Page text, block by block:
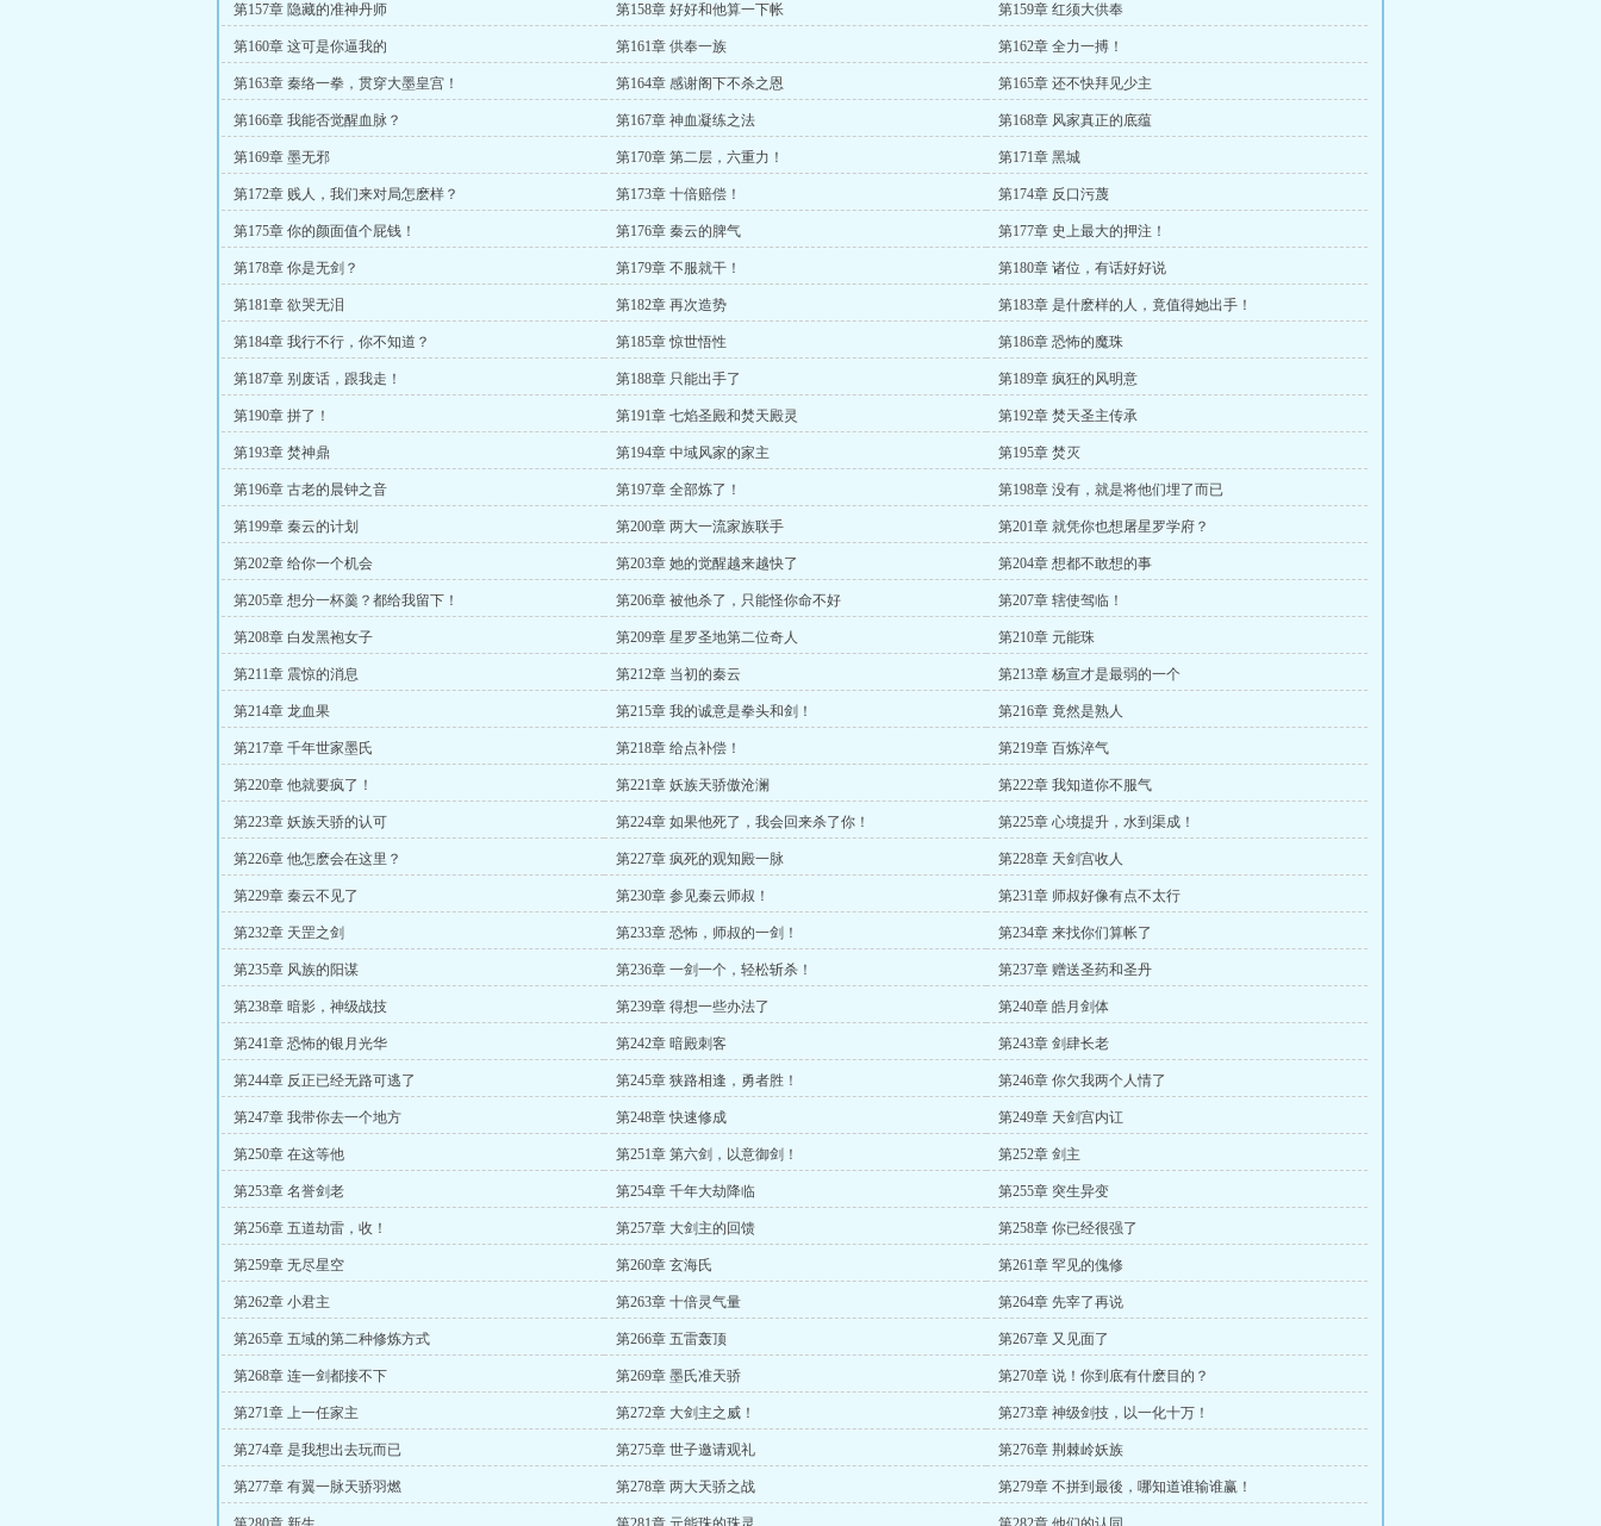
第157章 隐藏的准神丹师 第158章 好好和他算一下帐 第159章 红须大供奉
第160章 这可是你逼我的 第161章 供奉一族 第162章 全力一搏！
第163章 秦络一拳，贯穿大墨皇宫！ 第164章 感谢阁下不杀之恩 第165章 还不快拜见少主
第166章 我能否觉醒血脉？ 第167章 神血凝练之法 第168章 风家真正的底蕴
第169章 墨无邪 第170章 第二层，六重力！ 第171章 黑城
第172章 贱人，我们来对局怎麽样？ 第173章 十倍赔偿！ 第174章 反口污蔑
第175章 你的颜面值个屁钱！ 第176章 秦云的脾气 第177章 史上最大的押注！
第178章 你是无剑？ 第179章 不服就干！ 第180章 诸位，有话好好说
第181章 欲哭无泪 第182章 再次造势 第183章 是什麽样的人，竟值得她出手！
第184章 我行不行，你不知道？ 第185章 惊世悟性 第186章 恐怖的魔珠
第187章 别废话，跟我走！ 第188章 只能出手了 第189章 疯狂的风明意
第190章 拼了！ 第191章 七焰圣殿和焚天殿灵 第192章 焚天圣主传承
第193章 焚神鼎 第194章 中域风家的家主 第195章 焚灭
第196章 古老的晨钟之音 第197章 全部炼了！ 第198章 没有，就是将他们埋了而已
第199章 秦云的计划 第200章 两大一流家族联手 第201章 就凭你也想屠星罗学府？
第202章 给你一个机会 第203章 她的觉醒越来越快了 第204章 想都不敢想的事
第205章 想分一杯羹？都给我留下！ 第206章 被他杀了，只能怪你命不好 第207章 辖使驾临！
第208章 白发黑袍女子 第209章 星罗圣地第二位奇人 第210章 元能珠
第211章 震惊的消息 第212章 当初的秦云 第213章 杨宣才是最弱的一个
第214章 龙血果 第215章 我的诚意是拳头和剑！ 第216章 竟然是熟人
第217章 千年世家墨氏 第218章 给点补偿！ 第219章 百炼淬气
第220章 他就要疯了！ 第221章 妖族天骄傲沧澜 第222章 我知道你不服气
第223章 妖族天骄的认可 第224章 如果他死了，我会回来杀了你！ 第225章 心境提升，水到渠成！
第226章 他怎麽会在这里？ 第227章 疯死的观知殿一脉 第228章 天剑宫收人
第229章 秦云不见了 第230章 参见秦云师叔！ 第231章 师叔好像有点不太行
第232章 天罡之剑 第233章 恐怖，师叔的一剑！ 第234章 来找你们算帐了
第235章 风族的阳谋 第236章 一剑一个，轻松斩杀！ 第237章 赠送圣药和圣丹
第238章 暗影，神级战技 第239章 得想一些办法了 第240章 皓月剑体
第241章 恐怖的银月光华 第242章 暗殿刺客 第243章 剑肆长老
第244章 反正已经无路可逃了 第245章 狭路相逢，勇者胜！ 第246章 你欠我两个人情了
第247章 我带你去一个地方 第248章 快速修成 第249章 天剑宫内讧
第250章 在这等他 第251章 第六剑，以意御剑！ 第252章 剑主
第253章 名誉剑老 第254章 千年大劫降临 第255章 突生异变
第256章 五道劫雷，收！ 第257章 大剑主的回馈 第258章 你已经很强了
第259章 无尽星空 第260章 玄海氏 第261章 罕见的傀修
第262章 小君主 第263章 十倍灵气量 第264章 先宰了再说
第265章 五域的第二种修炼方式 第266章 五雷轰顶 第267章 又见面了
第268章 连一剑都接不下 第269章 墨氏准天骄 第270章 说！你到底有什麽目的？
第271章 上一任家主 第272章 大剑主之威！ 第273章 神级剑技，以一化十万！
第274章 是我想出去玩而已 第275章 世子邀请观礼 第276章 荆棘岭妖族
第277章 有翼一脉天骄羽燃 第278章 两大天骄之战 第279章 不拼到最後，哪知道谁输谁赢！